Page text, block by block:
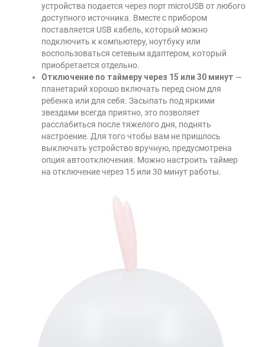
устройства подается через порт microUSB от любого
доступного источника. Вместе с прибором
поставляется USB кабель, который можно
подключить к компьютеру, ноутбуку или
воспользоваться сетевым адаптером, который
приобретается отдельно.
Отключение по таймеру через 15 или 30 минут —
планетарий хорошо включать перед сном для
ребенка или для себя. Засыпать под яркими
звездами всегда приятно, это позволяет
расслабиться после тяжелого дня, поднять
настроение. Для того чтобы вам не пришлось
выключать устройство вручную, предусмотрена
опция автоотключения. Можно настроить таймер
на отключение через 15 или 30 минут работы.